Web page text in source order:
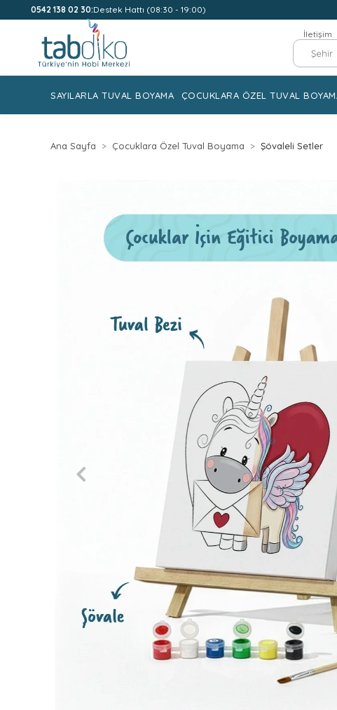
0542 138 02 30:Destek Hattı (08:30 - 19:00)
İletişim
SAYILARLA TUVAL BOYAMA ÇOCUKLARA ÖZEL TUVAL
Ana Sayfa Çocuklara Özel Tuval Boyama Şövaleli Setler